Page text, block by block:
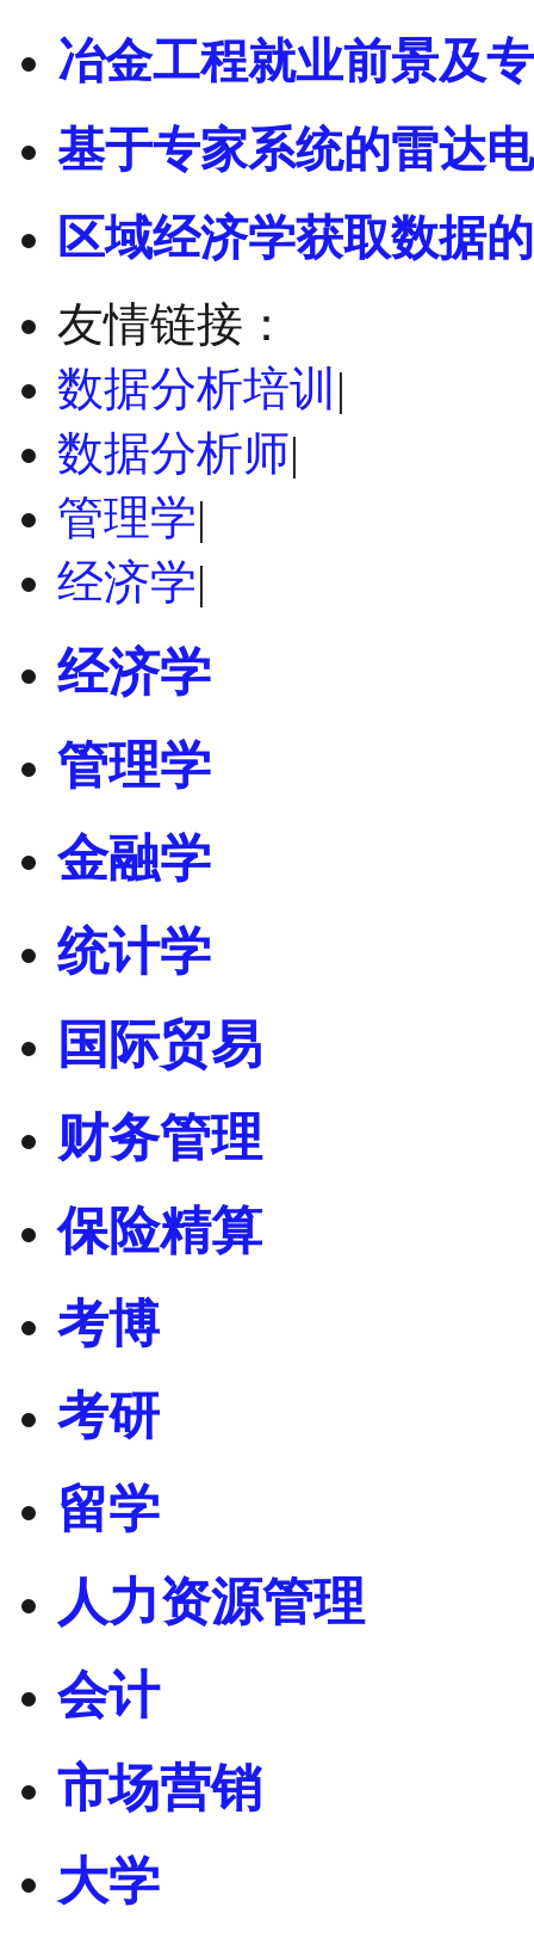
冶金工程就业前景及
基于专家系统的雷达
区域经济学获取数据
友情链接：
数据分析培训 |
数据分析师|
管理学|
经济学|
经济学
管理学
金融学
统计学
国际贸易
财务管理
保险精算
考博
考研
留学
人力资源管理
会计
市场营销
大学